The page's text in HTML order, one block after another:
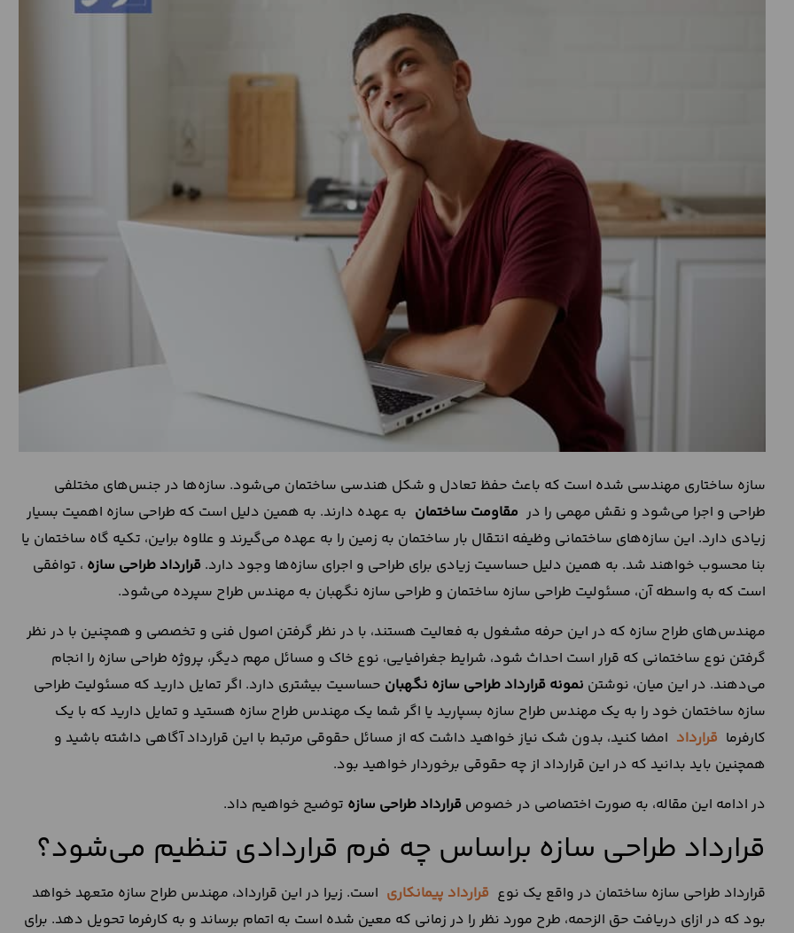
سازه ساختاری مهندسی شده است که باعث حفظ تعادل و شکل هندسی ساختمان می‌شود. سازه‌ها در جنس‌های مختلفی
طراحی و اجرا می‌شود و نقش مهمی را در مقاومت ساختمان به عهده دارند. به همین دلیل است که طراحی سازه اهمیت بسیار
زیادی دارد. این سازه‌های ساختمانی وظیفه انتقال بار ساختمان به زمین را به عهده می‌گیرند و علاوه براین، تکیه گاه ساختمان یا
بنا محسوب خواهند شد. به همین دلیل حساسیت زیادی برای طراحی و اجرای سازه‌ها وجود دارد. قرارداد طراحی سازه ، توافقی
است که به واسطه آن، مسئولیت طراحی سازه ساختمان و طراحی سازه نگهبان به مهندس طراح سپرده می‌شود.
مهندس‌های طراح سازه که در این حرفه مشغول به فعالیت هستند، با در نظر گرفتن اصول فنی و تخصصی و همچنین با در نظر
گرفتن نوع ساختمانی که قرار است احداث شود، شرایط جغرافیایی، نوع خاک و مسائل مهم دیگر، پروژه طراحی سازه را انجام
می‌دهند. در این میان، نوشتن نمونه قرارداد طراحی سازه نگهبان حساسیت بیشتری دارد. اگر تمایل دارید که مسئولیت طراحی
سازه ساختمان خود را به یک مهندس طراح سازه بسپارید یا اگر شما یک مهندس طراح سازه هستید و تمایل دارید که با یک
کارفرما قرارداد امضا کنید، بدون شک نیاز خواهید داشت که از مسائل حقوقی مرتبط با این قرارداد آگاهی داشته باشید و
همچنین باید بدانید که در این قرارداد از چه حقوقی برخوردار خواهید بود.
در ادامه این مقاله، به صورت اختصاصی در خصوص قرارداد طراحی سازه توضیح خواهیم داد.
قرارداد طراحی سازه براساس چه فرم قراردادی تنظیم می‌‌شود؟
قرارداد طراحی سازه ساختمان در واقع یک نوع قرارداد پیمانکاری است. زیرا در این قرارداد، مهندس طراح سازه متعهد خواهد
بود که در ازای دریافت حق الزحمه، طرح مورد نظر را در زمانی که معین شده است به اتمام برساند و به کارفرما تحویل دهد. برای